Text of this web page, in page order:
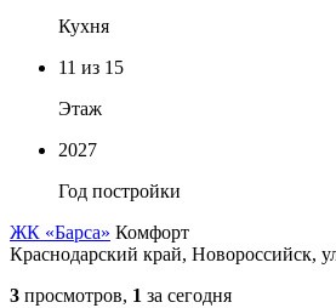
Кухня
11 из 15
Этаж
2027
Год постройки
ЖК «Барса» Комфорт
Краснодарский край, Новороссийск,
3 просмотров, 1 за сегодня